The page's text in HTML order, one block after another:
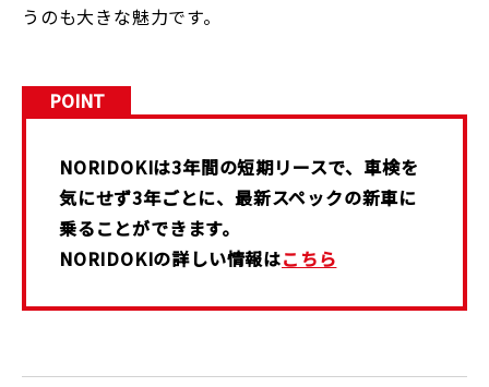
うのも大きな魅力です。
POINT
NORIDOKIは3年間の短期リースで、車検を
気にせず3年ごとに、最新スペックの新車に
乗ることができます。
NORIDOKIの詳しい情報はこちら